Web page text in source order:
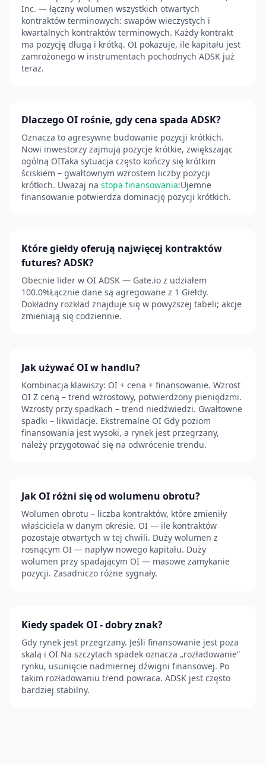
Inc. — łączny wolumen wszystkich otwartych
kontraktów terminowych: swapów wieczystych i
kwartalnych kontraktów terminowych. Każdy kontrakt
ma pozycję długą i krótką. OI pokazuje, ile kapitału jest
zamrożonego w instrumentach pochodnych ADSK już
teraz.
Dlaczego OI rośnie, gdy cena spada ADSK?
Oznacza to agresywne budowanie pozycji krótkich.
Nowi inwestorzy zajmują pozycje krótkie, zwiększając
ogólną OITaka sytuacja często kończy się krótkim
ściskiem – gwałtownym wzrostem liczby pozycji
krótkich. Uważaj na stopa finansowania:Ujemne
finansowanie potwierdza dominację pozycji krótkich.
Które giełdy oferują najwięcej kontraktów
futures? ADSK?
Obecnie lider w OI ADSK — Gate.io z udziałem
100.0%Łącznie dane są agregowane z 1 Giełdy.
Dokładny rozkład znajduje się w powyższej tabeli; akcje
zmieniają się codziennie.
Jak używać OI w handlu?
Kombinacja klawiszy: OI + cena + finansowanie. Wzrost
OI Z ceną – trend wzrostowy, potwierdzony pieniędzmi.
Wzrosty przy spadkach – trend niedźwiedzi. Gwałtowne
spadki – likwidacje. Ekstremalne OI Gdy poziom
finansowania jest wysoki, a rynek jest przegrzany,
należy przygotować się na odwrócenie trendu.
Jak OI różni się od wolumenu obrotu?
Wolumen obrotu – liczba kontraktów, które zmieniły
właściciela w danym okresie. OI — ile kontraktów
pozostaje otwartych w tej chwili. Duży wolumen z
rosnącym OI — napływ nowego kapitału. Duży
wolumen przy spadającym OI — masowe zamykanie
pozycji. Zasadniczo różne sygnały.
Kiedy spadek OI - dobry znak?
Gdy rynek jest przegrzany. Jeśli finansowanie jest poza
skalą i OI Na szczytach spadek oznacza „rozładowanie”
rynku, usunięcie nadmiernej dźwigni finansowej. Po
takim rozładowaniu trend powraca. ADSK jest często
bardziej stabilny.